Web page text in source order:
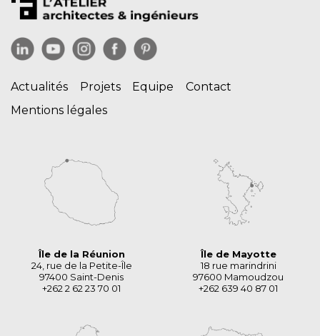
Actualités Projets Equipe
Contact
Mentions légales
Île de la Réunion
24, rue de la Petite-Île
97400 Saint-Denis
+262 2 62 23 70 01
Île de Mayotte
18 rue marindrini
97600 Mamoudzou
+262 639 40 87 01